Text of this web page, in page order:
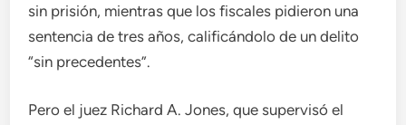
sin prisión, mientras que los fiscales pidieron una
sentencia de tres años, calificándolo de un delito
“sin precedentes”.
Pero el juez Richard A. Jones, que supervisó el